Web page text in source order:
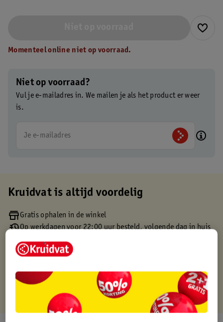
Momenteel online niet op voorraad.
Niet op voorraad?
Vul je e-mailadres in. We mailen je als het product er weer
is.
Je e-mailadres
Kruidvat is altijd voordelig
Gratis ophalen in de winkel
Op werkdagen voor 22:00 uur besteld, volgende dag in huis
Gratis retourneren binnen 30 dagen